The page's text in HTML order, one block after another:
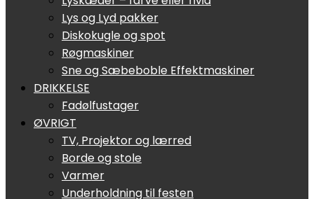
Lys og Lyd pakker
Diskokugle og spot
Røgmaskiner
Sne og Sæbeboble Effektmaskiner
DRIKKELSE
Fadølfustager
ØVRIGT
TV, Projektor og lærred
Borde og stole
Varmer
Underholdning til festen